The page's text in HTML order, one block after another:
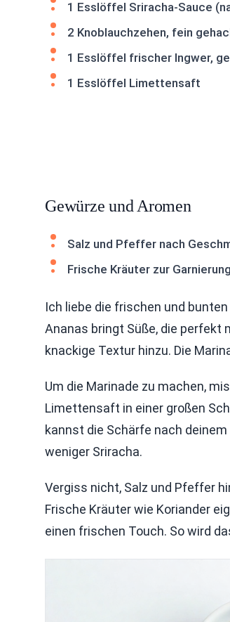
1 Esslöffel Sriracha-Sauce
2 Knoblauchzehen, fein
1 Esslöffel frischer Ingwer,
1 Esslöffel Limettensaft
Gewürze und Aromen
Salz und Pfeffer nach
Frische Kräuter zur Garnierung
Ich liebe die frischen und
Ananas bringt Süße, die perfekt
knackige Textur hinzu. Die
Um die Marinade zu machen,
Limettensaft in einer großen
kannst die Schärfe nach
weniger Sriracha.
Vergiss nicht, Salz und Pfeffer
Frische Kräuter wie Koriander
einen frischen Touch. So wird